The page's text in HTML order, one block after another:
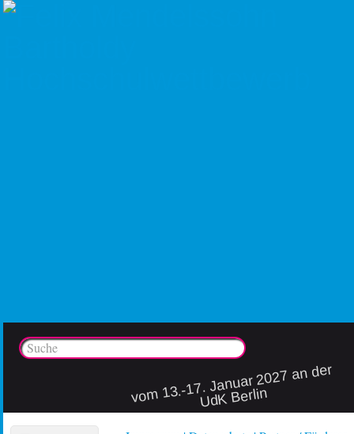
vo
m 13.-17. Januar 2027 an der
UdK Berlin